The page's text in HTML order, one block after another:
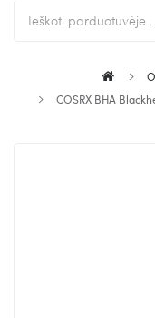
COSRX BHA